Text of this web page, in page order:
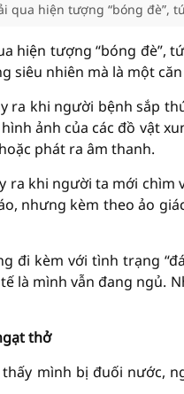
qua hiện tượng “bóng đè”,
hiện tượng “bóng đè”,
siêu nhiên mà là một
ra khi người bệnh sắp
ảnh của các đồ vật
phát ra âm thanh.
ra khi người ta mới chìm
nhưng kèm theo ảo
đi kèm với tình trạng
là mình vẫn đang ngủ.
thở
mình bị đuối nước,